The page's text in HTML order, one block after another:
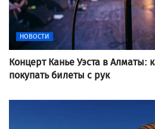
НОВОСТИ
Концерт Канье Уэста в Алматы:
покупать билеты с рук